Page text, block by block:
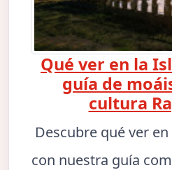
Qué ver en la
guía de
cultura
Descubre qué ver
con nuestra guía